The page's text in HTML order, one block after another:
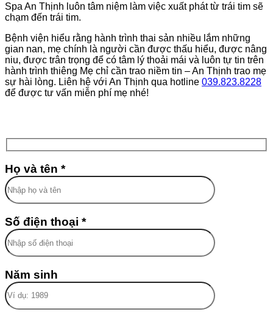
Spa An Thịnh luôn tâm niệm làm việc xuất phát từ trái tim sẽ
chạm đến trái tim.
Bệnh viện hiểu rằng hành trình thai sản nhiều lắm những
gian nan, mẹ chính là người cần được thấu hiểu, được nâng
niu, được trân trọng để có tâm lý thoải mái và luôn tự tin trên
hành trình thiêng Mẹ chỉ cần trao niềm tin – An Thịnh trao mẹ
sự hài lòng. Liên hệ với An Thịnh qua hotline 039.823.8228
để được tư vấn miễn phí mẹ nhé!
Họ và tên *
Số điện thoại *
Năm sinh